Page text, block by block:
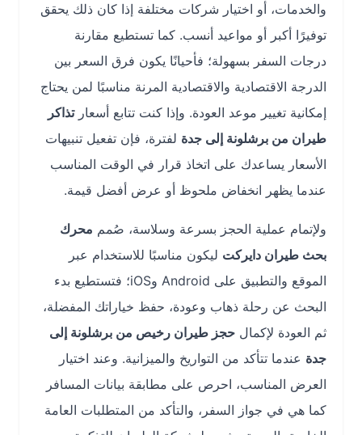
والخدمات، أو اختيار شركات مختلفة إذا كان ذلك يحقق
توفيرًا أكبر أو مواعيد أنسب. كما تستطيع مقارنة
درجات السفر بسهولة؛ فأحيانًا يكون فرق السعر بين
الدرجة الاقتصادية والاقتصادية المرنة مناسبًا لمن يحتاج
إمكانية تغيير موعد العودة. وإذا كنت تتابع أسعارتذاكر
طيران من برشلونة إلى جدةلفترة، فإن تفعيل تنبيهات
الأسعار يساعدك على اتخاذ قرار في الوقت المناسب
عندما يظهر انخفاض ملحوظ أو عرض أفضل قيمة.
ولإتمام عملية الحجز بسرعة وسلاسة، صُمم محرك
بحث طيران دايركتليكون مناسبًا للاستخدام عبر
الموقع والتطبيق على Android وiOS؛ فتستطيع بدء
البحث عن رحلة ذهاب وعودة، حفظ خياراتك المفضلة،
ثم العودة لإكمالحجز طيران رخيص من برشلونة إلى
عندما تتأكد من التواريخ والميزانية. وعند اختيار
العرض المناسب، احرص على مطابقة بيانات المسافر
كما هي في جواز السفر، والتأكد من المتطلبات العامة